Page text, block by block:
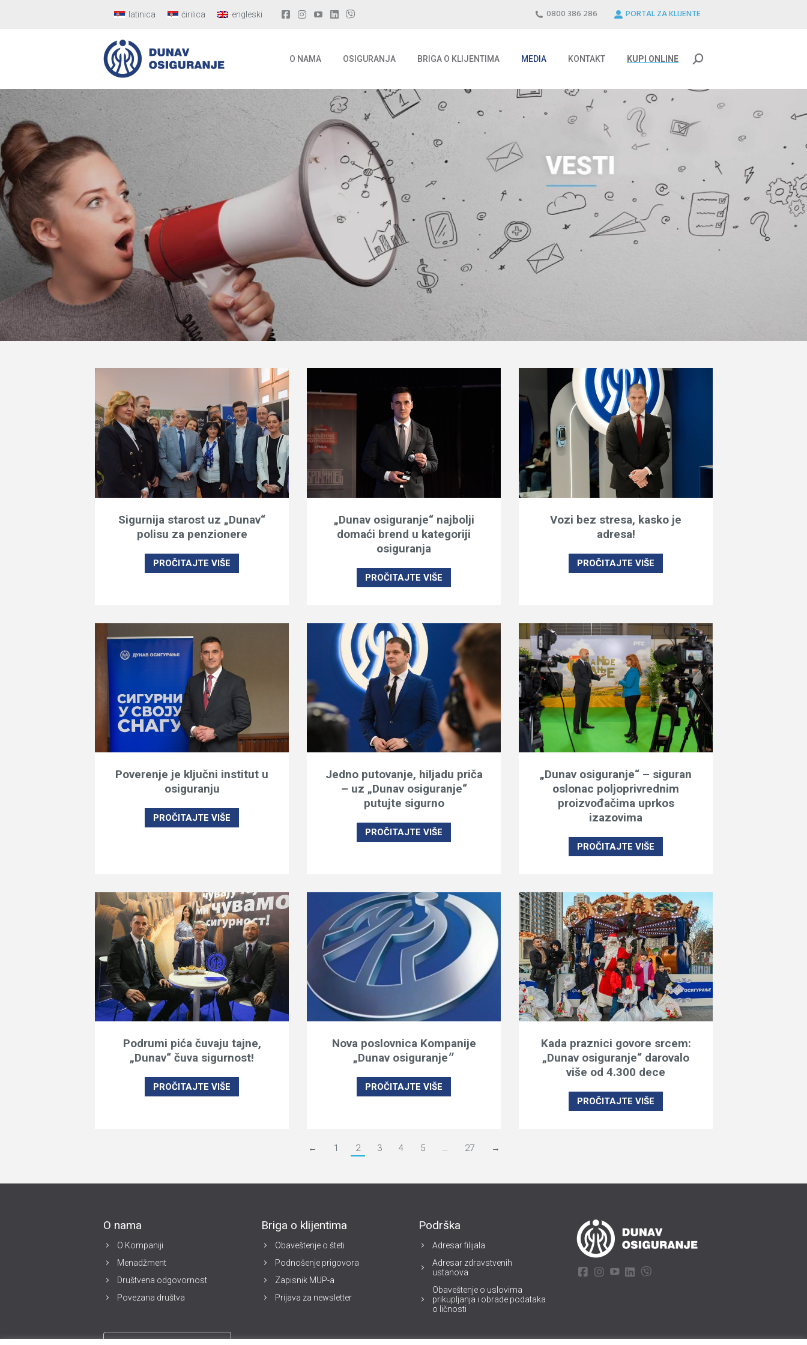
latinica ćirilica engleski 0800 386 286 PORTAL ZA KLIJENTE
O NAMA OSIGURANJA BRIGA O KLIJENTIMA MEDIA KONTAKT KUPI ONLINE Search:
Sigurnija starost uz „Dunav“
polisu za penzionere
PROČITAJTE VIŠE
„Dunav osiguranje“ najbolji
domaći brend u kategoriji
osiguranja
PROČITAJTE VIŠE
Vozi bez stresa, kasko je
adresa!
PROČITAJTE VIŠE
Poverenje je ključni institut u
osiguranju
PROČITAJTE VIŠE
Jedno putovanje, hiljadu priča
– uz „Dunav osiguranje“
putujte sigurno
PROČITAJTE VIŠE
„Dunav osiguranje“ – siguran
oslonac poljoprivrednim
proizvođačima uprkos
izazovima
PROČITAJTE VIŠE
Podrumi pića čuvaju tajne,
„Dunav“ čuva sigurnost!
PROČITAJTE VIŠE
Nova poslovnica Kompanije
„Dunav osiguranje״
PROČITAJTE VIŠE
Kada praznici govore srcem:
„Dunav osiguranje“ darovalo
više od 4.300 dece
PROČITAJTE VIŠE
← 1 2 3 4 5 … 27 →
O nama
O Kompaniji
Menadžment
Društvena odgovornost
Povezana društva
Briga o klijentima
Obaveštenje o šteti
Podnošenje prigovora
Zapisnik MUP-a
Prijava za newsletter
Podrška
Adresar filijala
Adresar zdravstvenih
ustanova
Obaveštenje o uslovima
prikupljanja i obrade podataka
o ličnosti
O NAMA OSIGURANJA MEDIA KONTAKT KUPI ONLINE Search: